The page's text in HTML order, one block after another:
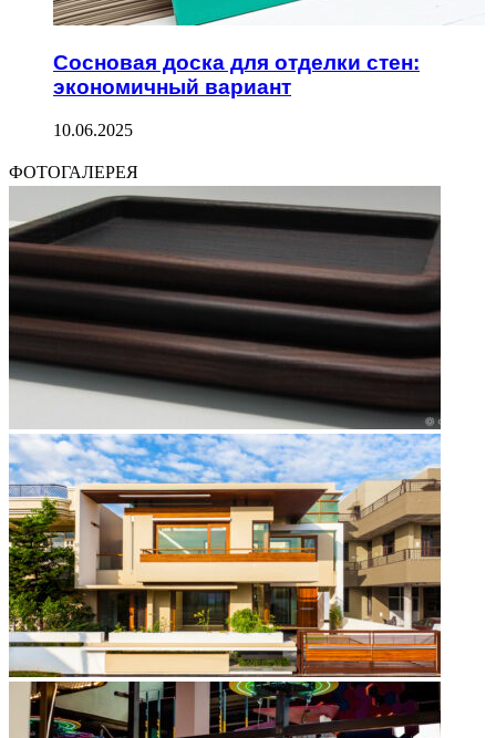
Сосновая доска для отделки стен:
экономичный вариант
10.06.2025
ФОТОГАЛЕРЕЯ